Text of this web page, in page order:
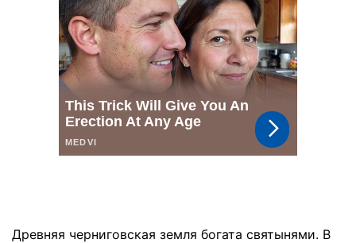
Древняя черниговская земля богата святынями. В